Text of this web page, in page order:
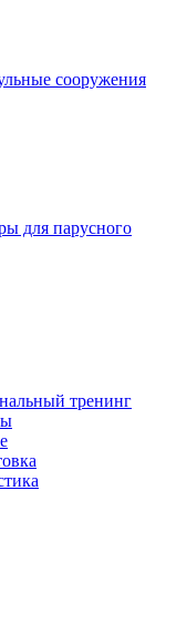
сооружения
для парусного
тренинг